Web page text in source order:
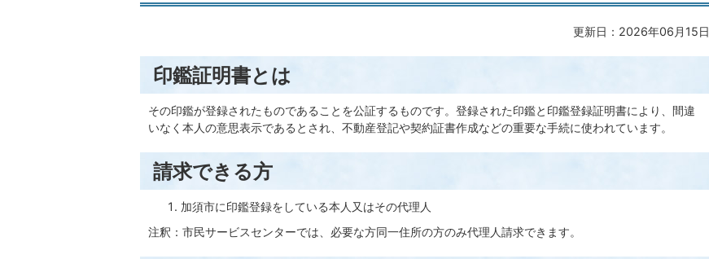
更新日：2026年06月15日
印鑑証明書とは
その印鑑が登録されたものであることを公証するものです。登録された印鑑と印鑑登録証明書により、間違
いなく本人の意思表示であるとされ、不動産登記や契約証書作成などの重要な手続に使われています。
請求できる方
加須市に印鑑登録をしている本人又はその代理人
注釈：市民サービスセンターでは、必要な方同一住所の方のみ代理人請求できます。